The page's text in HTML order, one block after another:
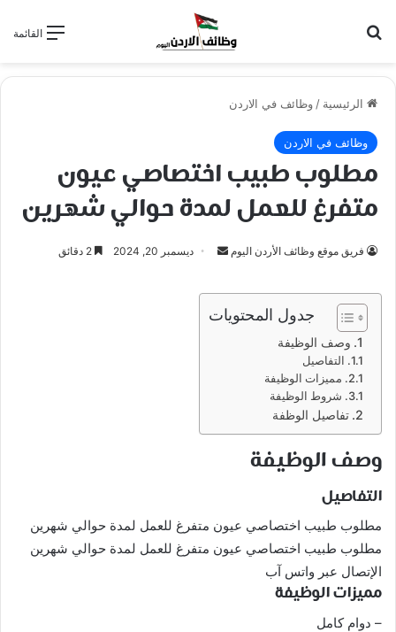
القائمة
الرئيسية /وظائف في الاردن
وظائف في الاردن
مطلوب طبيب اختصاصي عيون
متفرغ للعمل لمدة حوالي شهرين
فريق موقع وظائف الأردن اليوم
أرسل
إلكترونيا
ديسمبر 20, 2024
جدول المحتويات
وصف الوظيفة
التفاصيل
مميزات الوظيفة
شروط الوظيفة
تفاصيل الوظفة
وصف الوظيفة
التفاصيل
مطلوب طبيب اختصاصي عيون متفرغ للعمل لمدة حوالي شهرين
مطلوب طبيب اختصاصي عيون متفرغ للعمل لمدة حوالي شهرين
الإتصال عبر واتس آب
مميزات الوظيفة
– دوام كامل